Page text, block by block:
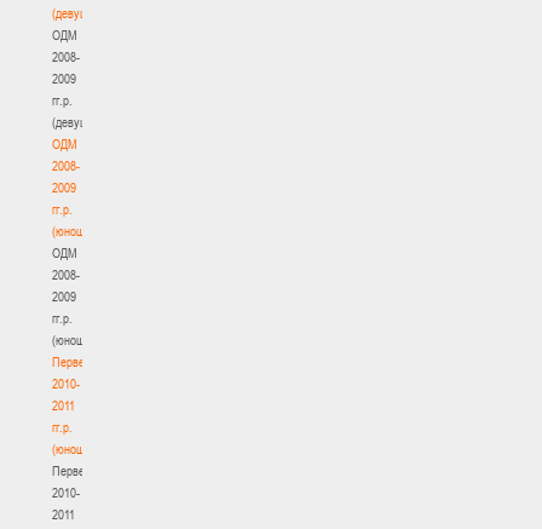
(девушки)
ОДМ
2008-
2009
гг.р.
(девушки)
ОДМ
2008-
2009
гг.р.
(юноши)
ОДМ
2008-
2009
гг.р.
(юноши)
Первенство
2010-
2011
гг.р.
(юноши)
Первенство
2010-
2011